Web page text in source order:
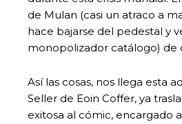
de Mulan (casi un atraco a
hace bajarse del pedestal y
monopolizador catálogo) de
Así las cosas, nos llega esta
Seller de Eoin Coffer, ya
exitosa al cómic, encargado